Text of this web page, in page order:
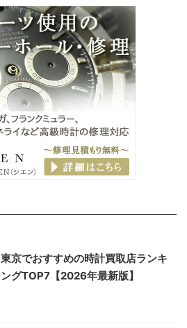
東京でおすすめの時計買取店ランキ
ングTOP7【2026年最新版】